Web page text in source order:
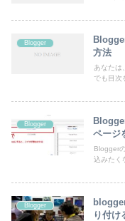
Blogger
方法
あなたは
でも目次
Blogger
ページ
Blogger
込みたく
Blogger
り付け